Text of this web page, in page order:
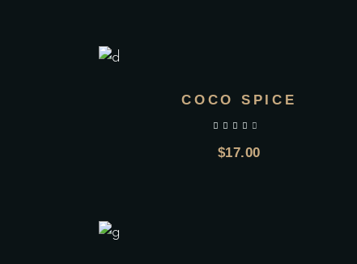
COCO SPICE
$17.00